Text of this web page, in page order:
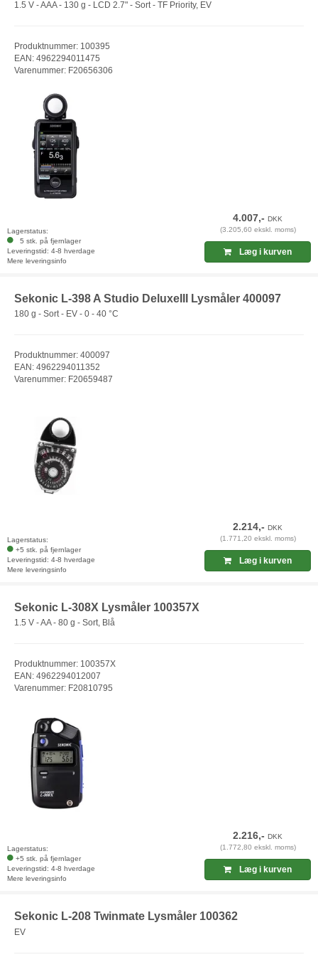
1.5 V - AAA - 130 g - LCD 2.7" - Sort - TF Priority, EV
Produktnummer: 100395
EAN: 4962294011475
Varenummer: F20656306
Lagerstatus:
5 stk. på fjernlager
Leveringstid: 4-8 hverdage
Mere leveringsinfo
4.007,-DKK
(3.205,60 ekskl. moms)
Læg i kurven
Sekonic L-398 A Studio DeluxeIII Lysmåler 400097
180 g - Sort - EV - 0 - 40 °C
Produktnummer: 400097
EAN: 4962294011352
Varenummer: F20659487
Lagerstatus:
+5 stk. på fjernlager
Leveringstid: 4-8 hverdage
Mere leveringsinfo
2.214,-DKK
(1.771,20 ekskl. moms)
Læg i kurven
Sekonic L-308X Lysmåler 100357X
1.5 V - AA - 80 g - Sort, Blå
Produktnummer: 100357X
EAN: 4962294012007
Varenummer: F20810795
Lagerstatus:
+5 stk. på fjernlager
Leveringstid: 4-8 hverdage
Mere leveringsinfo
2.216,-DKK
(1.772,80 ekskl. moms)
Læg i kurven
Sekonic L-208 Twinmate Lysmåler 100362
EV